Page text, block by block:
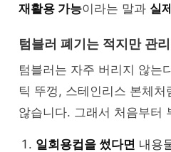
재활용 가능이라는 말과 실
텀블러 폐기는 적지만 관
텀블러는 자주 버리지 않는
틱 뚜껑, 스테인리스 본체
않습니다. 그래서 처음부터
일회용컵을 썼다면 내용